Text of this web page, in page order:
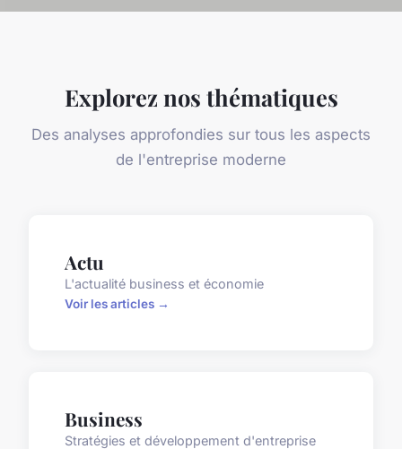
Explorez nos thématiques
Des analyses approfondies sur tous les aspects
de l'entreprise moderne
Actu
L'actualité business et économie
Voir les articles →
Business
Stratégies et développement d'entreprise